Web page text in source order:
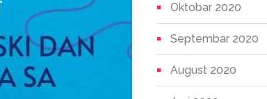
Oktobar 2020
Septembar 2020
August 2020